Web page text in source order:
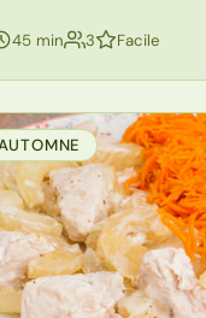
45 min 3personnes
Facile